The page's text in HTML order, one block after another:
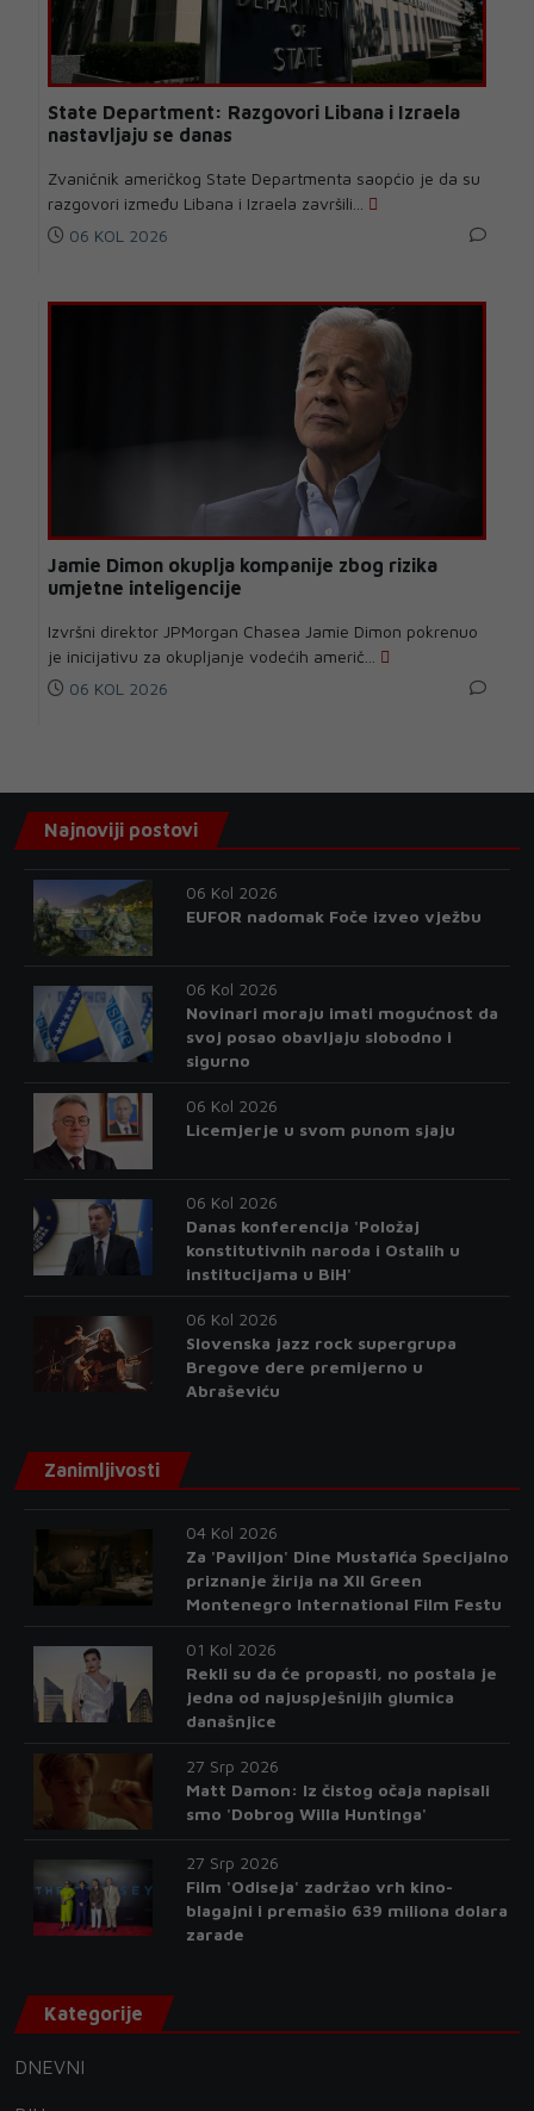
State Department: Razgovori Libana i Izraela
nastavljaju se danas
Zvaničnik američkog State Departmenta saopćio je da su
razgovori između Libana i Izraela završili...
06 KOL 2026
Jamie Dimon okuplja kompanije zbog rizika
umjetne inteligencije
Izvršni direktor JPMorgan Chasea Jamie Dimon pokrenuo
je inicijativu za okupljanje vodećih američ...
06 KOL 2026
Najnoviji postovi
06 Kol 2026
EUFOR nadomak Foče izveo vježbu
06 Kol 2026
Novinari moraju imati mogućnost da
svoj posao obavljaju slobodno i
sigurno
06 Kol 2026
Licemjerje u svom punom sjaju
06 Kol 2026
Danas konferencija 'Položaj
konstitutivnih naroda i Ostalih u
institucijama u BiH'
06 Kol 2026
Slovenska jazz rock supergrupa
Bregove dere premijerno u
Abraševiću
Zanimljivosti
04 Kol 2026
Za 'Paviljon' Dine Mustafića Specijalno
priznanje žirija na XII Green
Montenegro International Film Festu
01 Kol 2026
Rekli su da će propasti, no postala je
jedna od najuspješnijih glumica
današnjice
27 Srp 2026
Matt Damon: Iz čistog očaja napisali
smo 'Dobrog Willa Huntinga'
27 Srp 2026
Film 'Odiseja' zadržao vrh kino-
blagajni i premašio 639 miliona dolara
zarade
Kategorije
DNEVNI